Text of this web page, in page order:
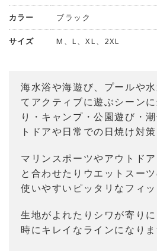
カラー ブラック
サイズ M、L、XL、2XL
海水浴や海遊び、プールや
てアクティブに遊ぶシーン
り・キャンプ・公園遊び・
トドアや日常での日焼け対
マリンスポーツやアウトド
と合わせたりウエットスー
使いやすいピッタリなフィッ
生地がよれたりシワが寄り
時にキレイなラインになりま